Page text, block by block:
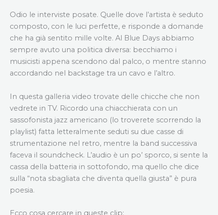
Odio le interviste posate. Quelle dove l’artista è seduto
composto, con le luci perfette, e risponde a domande
che ha già sentito mille volte. Al Blue Days abbiamo
sempre avuto una politica diversa: becchiamo i
musicisti appena scendono dal palco, o mentre stanno
accordando nel backstage tra un cavo e l’altro.
In questa galleria video trovate delle chicche che non
vedrete in TV. Ricordo una chiacchierata con un
sassofonista jazz americano (lo troverete scorrendo la
playlist) fatta letteralmente seduti su due casse di
strumentazione nel retro, mentre la band successiva
faceva il soundcheck. L’audio è un po’ sporco, si sente la
cassa della batteria in sottofondo, ma quello che dice
sulla “nota sbagliata che diventa quella giusta” è pura
poesia.
Ecco cosa cercare in queste clip: